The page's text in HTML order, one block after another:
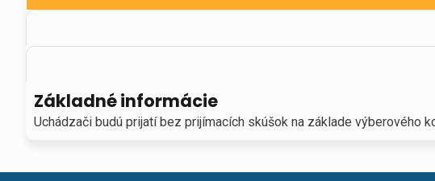
Základné informácie
Uchádzači budú prijatí bez prijímacích skúšok na základe